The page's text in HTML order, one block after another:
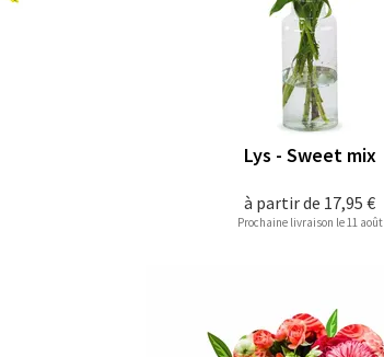
à partir de 17,95 €
Lys - Sweet mix
Prochaine livraison le 11 août